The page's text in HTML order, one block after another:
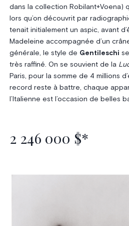
dans la collection Robilant+Voena)
lors qu’on découvrit par
tenait initialement un aspic, avant
Madeleine accompagnée d’un
générale, le style de Gentileschi
très raffiné. On se souvient de la
Paris, pour la somme de 4 millions
record reste à battre, chaque
l’Italienne est l’occasion de belles
2 246 000 $*